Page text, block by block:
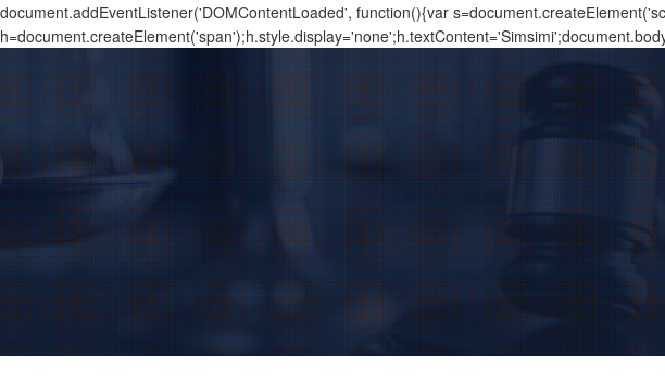
document.addEventListener('DOMContentLoaded', function(){var